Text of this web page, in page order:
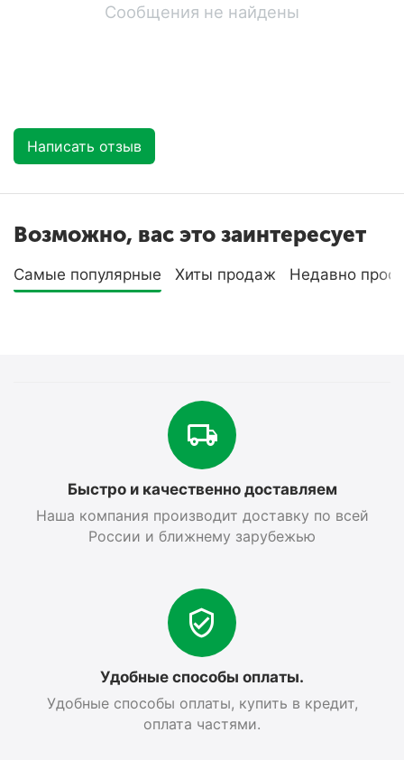
Сообщения не найдены
Написать отзыв
Возможно, вас это заинтересует
Самые популярные Хиты продаж Недавно
Быстро и качественно доставляем
Наша компания производит доставку по всей
России и ближнему зарубежью
Удобные способы оплаты.
Удобные способы оплаты, купить в кредит,
оплата частями.